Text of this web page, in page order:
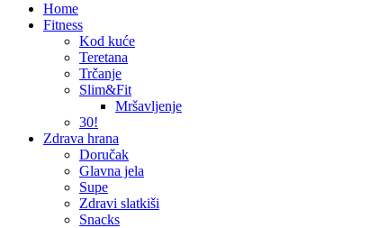
Home
Fitness
Kod kuće
Teretana
Trčanje
Slim&Fit
Mršavljenje
30!
Zdrava hrana
Doručak
Glavna jela
Supe
Zdravi slatkiši
Snacks